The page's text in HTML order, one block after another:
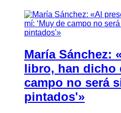
María Sánchez:
libro, han dicho
campo no será
pintados'»